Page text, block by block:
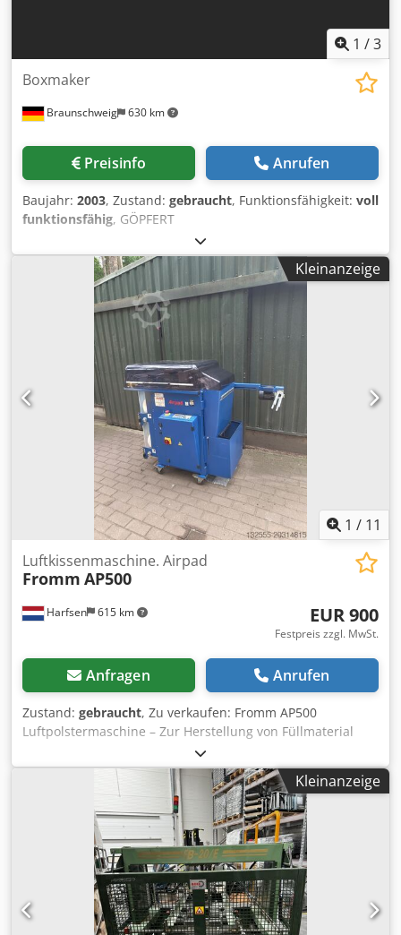
1 /3
Braunschweig 630 km
Boxmaker
Preisinfo Anrufen
Baujahr: 2003, Zustand: gebraucht, Funktionsfähigkeit: voll
funktionsfähig, GÖPFERT
Wellpappenverarbeitungsmaschine SRE mini DE Baujahr
2003 Die Maschine führt folgende Prozesse durch: •
Automatisches Einziehen der Bögen • Längs- und
Querschneiden • Längs- und Querrillen • Schlitzen •
Hilfsstanzungen • Drucken Ausstattung - Anleger ANS
2/4500 - pneumatische Werkzeugklemmung - Druckwerk -
Gurt-Auszugtisch - Siemens S7 Steuerung Format max.
Bogenbreite: 1.400 mm min. Bogenbreite: 400 mm max.
Bogenlänge: 4.000 mm min. Bogenlänge: 650 mm
Materialdicke: 2 – 7 mm Schlitztiefe: 0 – 1.400 mm
Schlitzbreite: 8 mm max. Stanzfläche: 90 x 1.400 mm
Dkjdpfx Aowzmc Ijqqor Leistung max. 1.200 Stück/h
Kleinanzeige
1 / 11
Harfsen 615 km
Luftkissenmaschine. Airpad
Fromm AP500
EUR 900
Festpreis zzgl. MwSt.
Anfragen Anrufen
Zustand: gebraucht, Zu verkaufen: Fromm AP500
Luftpolstermaschine – Zur Herstellung von Füllmaterial
Sehr gepflegte und einwandfrei funktionierende Fromm
AP500 Luftpolstermaschine zu verkaufen. Ideal zur
Herstellung von Luftkissen als Füllmaterial für Versandgut.
Diese Maschine produziert vier Kissen gleichzeitig und
wickelt den Vorrat automatisch auf. Sobald die Rolle voll
ist, stoppt die Maschine selbstständig. Für verschiedene
Luftkissengrößen geeignet. 🔧 Zustand & Funktion Die
Maschine funktioniert einwandfrei. Beim Starten sind die
ersten Kissen manchmal noch leer (vermutlich wegen
unzureichender Vorwärmung). Nach dem Aufwärmen stellt
Kleinanzeige